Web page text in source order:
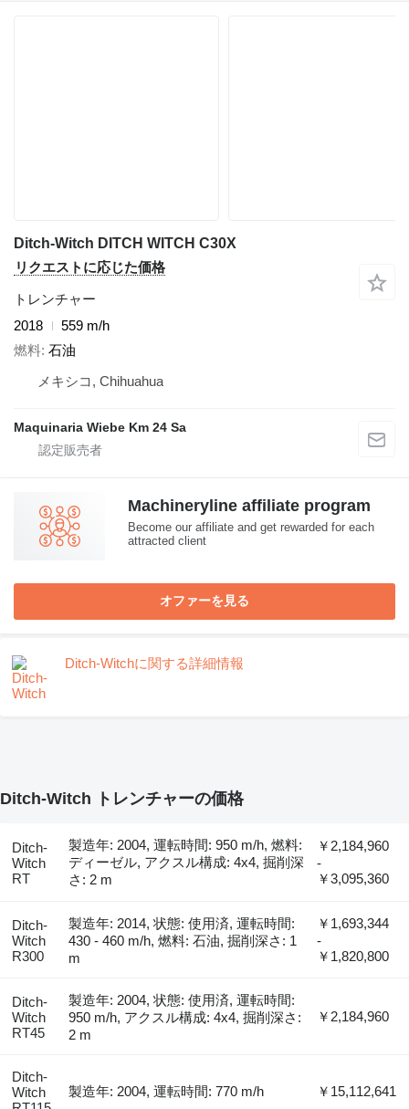
Ditch-Witch DITCH WITCH C30X
リクエストに応じた価格
トレンチャー
2018
559 m/h
燃料 石油
メキシコ, Chihuahua
Maquinaria Wiebe Km 24 Sa
Machineryline affiliate program
Become our affiliate and get rewarded for each
attracted client
オファーを見る
Ditch-Witchに関する詳細情報
Ditch-Witch トレンチャーの価格
Ditch-
Witch
RT
製造年: 2004, 運転時間: 950 m/h, 燃料:
ディーゼル, アクスル構成: 4x4, 掘削深
さ: 2 m
￥2,184,960
-
￥3,095,360
Ditch-
Witch
R300
製造年: 2014, 状態: 使用済, 運転時間:
430 - 460 m/h, 燃料: 石油, 掘削深さ: 1
m
￥1,693,344
-
￥1,820,800
Ditch-
Witch
RT45
製造年: 2004, 状態: 使用済, 運転時間:
950 m/h, アクスル構成: 4x4, 掘削深さ:
2 m
￥2,184,960
Ditch-
Witch
製造年: 2004, 運転時間: 770 m/h ￥15,112,641